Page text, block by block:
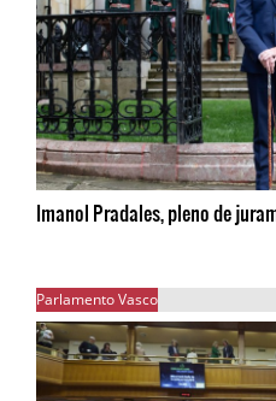
Imanol Pradales, pleno de
Parlamento Vasco